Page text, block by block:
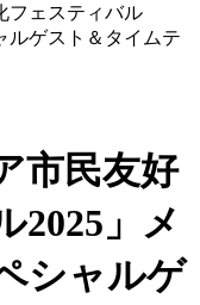
フェスティバル
ルゲスト＆タイムテ
市民友好
2025」メ
シャルゲ